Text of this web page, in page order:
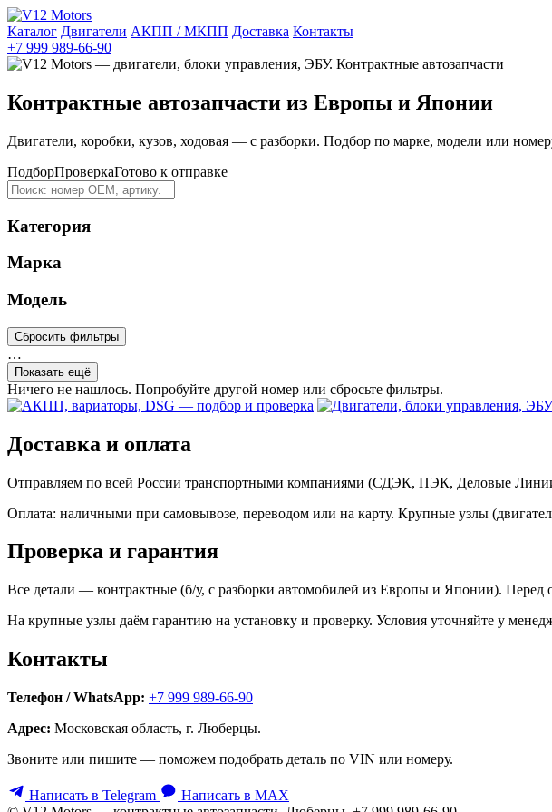
Каталог Двигатели АКПП / МКПП Доставка Контакты
+7 999 989-66-90
Контрактные автозапчасти из Европы и Японии
Двигатели, коробки, кузов, ходовая — с разборки. Подбор по марке, модели или
ПодборПроверкаГотово к отправке
Категория
Марка
Модель
Сбросить фильтры
…
Показать ещё
Ничего не нашлось. Попробуйте другой номер или сбросьте фильтры.
Доставка и оплата
Отправляем по всей России транспортными компаниями (СДЭК, ПЭК, Деловые
Оплата: наличными при самовывозе, переводом или на карту. Крупные узлы
Проверка и гарантия
Все детали — контрактные (б/у, с разборки автомобилей из Европы и Японии). Перед
На крупные узлы даём гарантию на установку и проверку. Условия уточняйте у
Контакты
Телефон / WhatsApp: +7 999 989-66-90
Адрес: Московская область, г. Люберцы.
Звоните или пишите — поможем подобрать деталь по VIN или номеру.
Написать в Telegram
Написать в MAX